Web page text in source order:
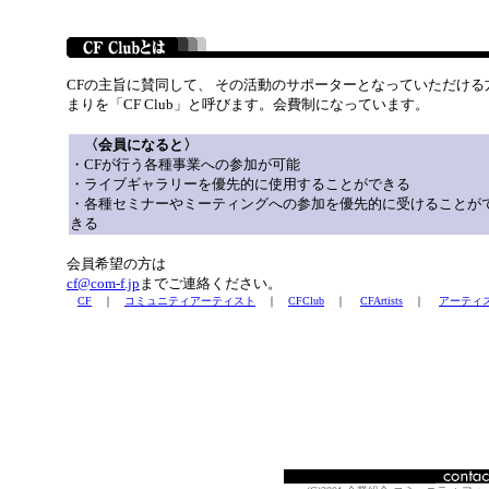
CFの主旨に賛同して、 その活動のサポーターとなっていただける
まりを「CF Club」と呼びます。会費制になっています。
〈会員になると〉
・CFが行う各種事業への参加が可能
・ライブギャラリーを優先的に使用することができる
・各種セミナーやミーティングへの参加を優先的に受けることが
きる
会員希望の方は
cf@com-f.jp までご連絡ください。
CF ｜ コミュニティアーティスト ｜ CFClub ｜ CFArtists ｜ アーティ